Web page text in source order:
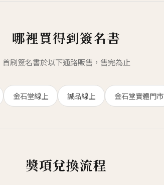
哪裡買得到簽名書
首刷簽名書於以下通路販售，售完為止
金石堂線上 誠品線上 金石堂實體門市
獎項兌換流程